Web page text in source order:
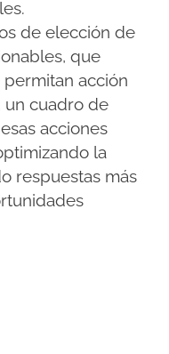
de elección de
que
acción
un cuadro de
acciones
la
respuestas más